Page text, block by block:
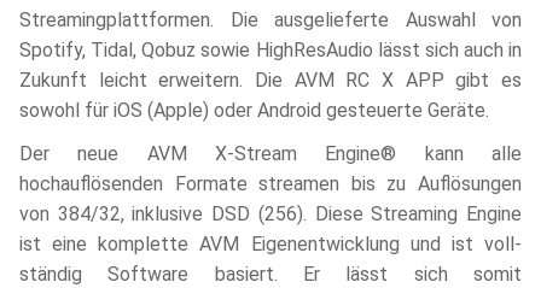
Streamingplattformen. Die ausgelieferte Auswahl von
Spotify, Tidal, Qobuz sowie HighResAudio lässt sich auch in
Zukunft leicht erweitern. Die AVM RC X APP gibt es
sowohl für iOS (Apple) oder Android gesteuerte Geräte.
Der neue AVM X-Stream Engine® kann alle
hochauflösenden Formate streamen bis zu Auflösungen
von 384/32, inklusive DSD (256). Diese Streaming Engine
ist eine komplette AVM Eigenentwicklung und ist voll-
ständig Software basiert. Er lässt sich somit